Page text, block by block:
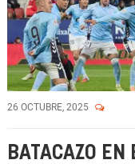
26 OCTUBRE, 2025
BATACAZO